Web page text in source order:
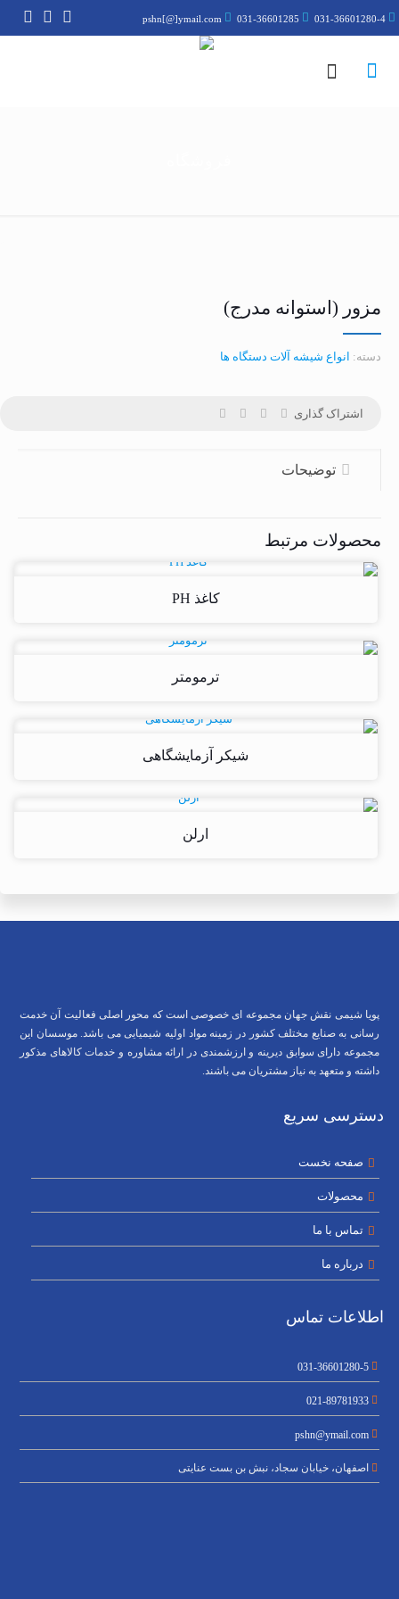
031-36601280-4
031-36601285
pshn[@]ymail.com
مزور (استوانه مدرج)
دسته: انواع شیشه آلات دستگاه ها
اشتراک گذاری
توضیحات
محصولات مرتبط
کاغذ PH
ترمومتر
شیکر آزمایشگاهی
ارلن
پویا شیمی نقش جهان مجموعه ای خصوصی است که محور اصلی فعالیت آن خدمت
رسانی به صنایع مختلف کشور در زمینه مواد اولیه شیمیایی می باشد. موسسان این
مجموعه دارای سوابق دیرینه و ارزشمندی در ارائه مشاوره و خدمات کالاهای مذکور
داشته و متعهد به نیاز مشتریان می باشند.
دسترسی سریع
صفحه نخست
محصولات
تماس با ما
درباره ما
اطلاعات تماس
031-36601280-5
021-89781933
pshn@ymail.com
اصفهان، خیابان سجاد، نبش بن بست عنایتی